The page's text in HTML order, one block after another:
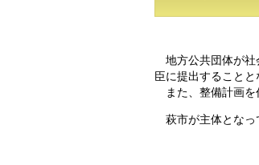
地方公共団体が社
臣に提出することと
また、整備計画を
萩市が主体となっ